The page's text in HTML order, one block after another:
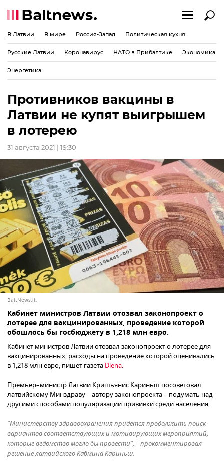
В Латвии В мире Россия-Запад Политическая кухня
Русские Латвии Коронавирус НАТО в Прибалтике Экономика
Энергетика
Противников вакцины в
Латвии не купят выигрышем
в лотерею
31 августа 2021 | 19:30
BaltNews.lt.
Кабинет министров Латвии отозвал законопроект о
лотерее для вакцинированных, проведение которой
обошлось бы госбюджету в 1,218 млн евро.
Кабинет министров Латвии отозвал законопроект о лотерее для
вакцинированных, расходы на проведение которой оценивались
в 1,218 млн евро, пишет газета Diena.
Премьер–министр Латвии Кришьянис Кариньш посоветовал
латвийскому Минздраву – автору законопроекта – подумать над
другими способами популяризации прививки среди населения.
"Министерству здравоохранения придется продолжить поиск
вариантов соответствующих и мотивирующих мероприятий,
которые ведомство могло бы провести", – прокомментировал
решение латвийского Кабмина Кариньш.